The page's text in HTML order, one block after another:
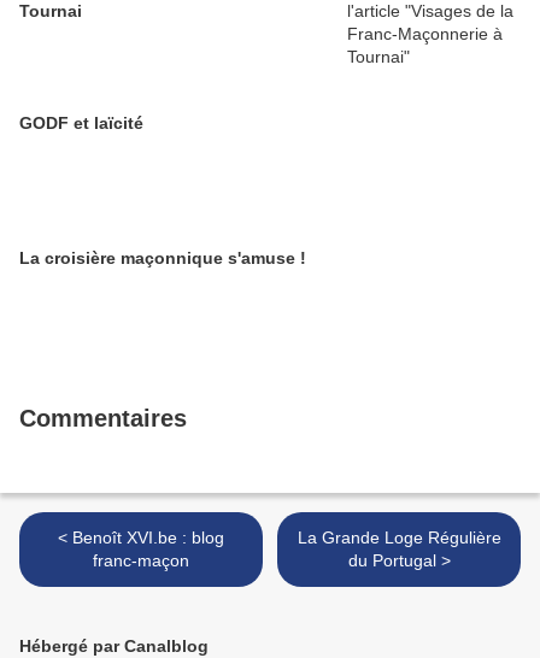
Tournai
GODF et laïcité
La croisière maçonnique s'amuse !
Commentaires
< Benoît XVI.be : blog
franc-maçon
La Grande Loge Régulière
du Portugal >
Hébergé par Canalblog